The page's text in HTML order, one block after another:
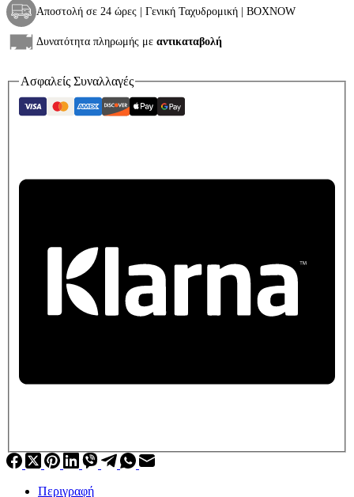
Αποστολή σε 24 ώρες | Γενική Ταχυδρομική | BOXNOW
Δυνατότητα πληρωμής με αντικαταβολή
Ασφαλείς Συναλλαγές
Περιγραφή